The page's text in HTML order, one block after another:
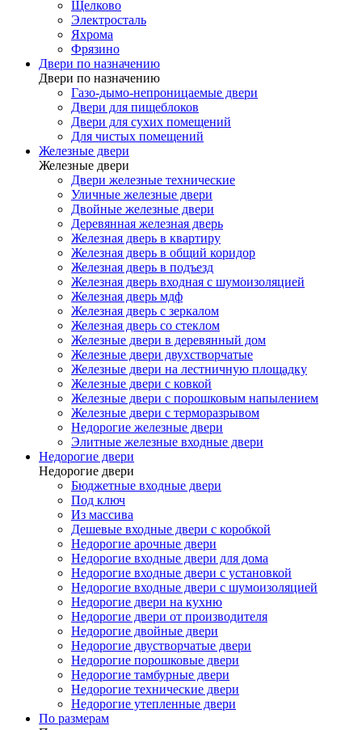
Щелково
Электросталь
Яхрома
Фрязино
Двери по назначению
Двери по назначению
Газо-дымо-непроницаемые двери
Двери для пищеблоков
Двери для сухих помещений
Для чистых помещений
Железные двери
Железные двери
Двери железные технические
Уличные железные двери
Двойные железные двери
Деревянная железная дверь
Железная дверь в квартиру
Железная дверь в общий коридор
Железная дверь в подъезд
Железная дверь входная с шумоизоляцией
Железная дверь мдф
Железная дверь с зеркалом
Железная дверь со стеклом
Железные двери в деревянный дом
Железные двери двухстворчатые
Железные двери на лестничную площадку
Железные двери с ковкой
Железные двери с порошковым напылением
Железные двери с терморазрывом
Недорогие железные двери
Элитные железные входные двери
Недорогие двери
Недорогие двери
Бюджетные входные двери
Под ключ
Из массива
Дешевые входные двери с коробкой
Недорогие арочные двери
Недорогие входные двери для дома
Недорогие входные двери с установкой
Недорогие входные двери с шумоизоляцией
Недорогие двери на кухню
Недорогие двери от производителя
Недорогие двойные двери
Недорогие двустворчатые двери
Недорогие порошковые двери
Недорогие тамбурные двери
Недорогие технические двери
Недорогие утепленные двери
По размерам